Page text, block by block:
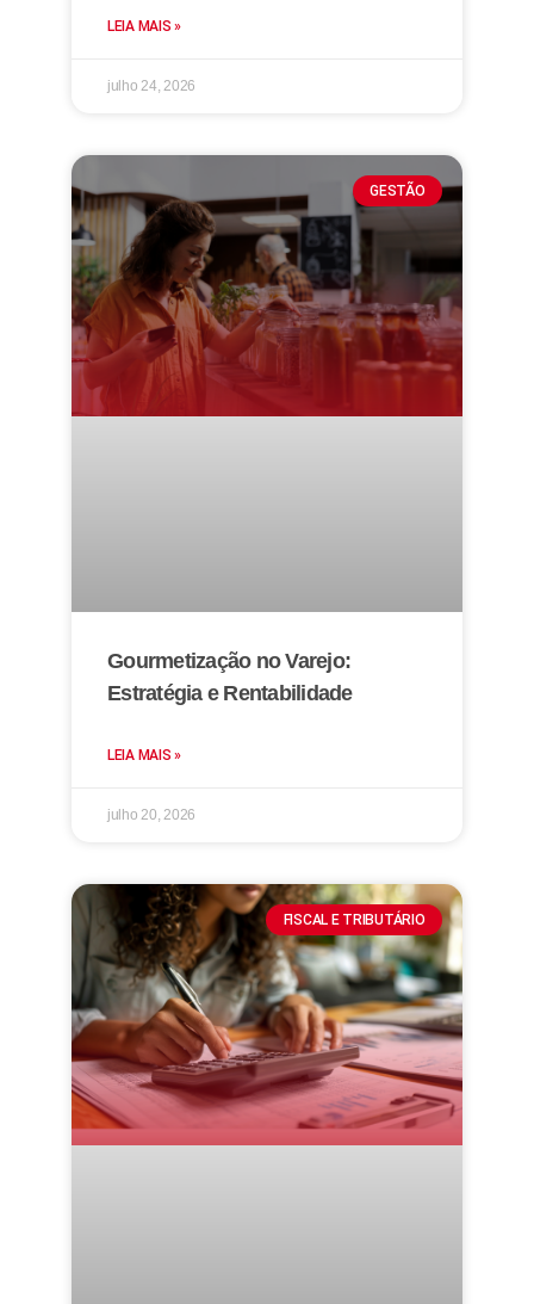
LEIA MAIS »
julho 24, 2026
GESTÃO
Gourmetização no Varejo:
Estratégia e Rentabilidade
LEIA MAIS »
julho 20, 2026
FISCAL E TRIBUTÁRIO